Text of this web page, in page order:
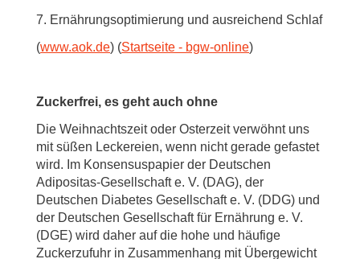
7. Ernährungsoptimierung und ausreichend Schlaf
(www.aok.de) (Startseite - bgw-online)
Zuckerfrei, es geht auch ohne
Die Weihnachtszeit oder Osterzeit verwöhnt uns
mit süßen Leckereien, wenn nicht gerade gefastet
wird. Im Konsensuspapier der Deutschen
Adipositas-Gesellschaft e. V. (DAG), der
Deutschen Diabetes Gesellschaft e. V. (DDG) und
der Deutschen Gesellschaft für Ernährung e. V.
(DGE) wird daher auf die hohe und häufige
Zuckerzufuhr in Zusammenhang mit Übergewicht